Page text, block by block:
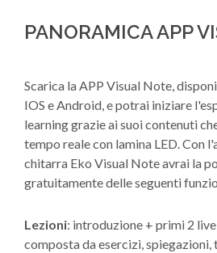
PANORAMICA APP
Scarica la APP Visual Note,
IOS e Android, e potrai iniziare
learning grazie ai suoi contenuti
tempo reale con lamina LED. Con
chitarra Eko Visual Note avrai la
gratuitamente delle seguenti
Lezioni: introduzione + primi 2
composta da esercizi,